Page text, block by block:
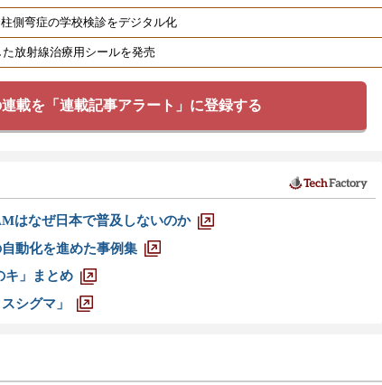
側弯症の学校検診をデジタル化
放射線治療用シールを発売
連載を「連載記事アラート」に登録する
はなぜ日本で普及しないのか
動化を進めた事例集
キ」まとめ
シグマ」